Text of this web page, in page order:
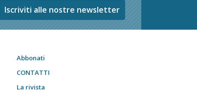
Iscriviti alle nostre newsletter
Abbonati
CONTATTI
La rivista